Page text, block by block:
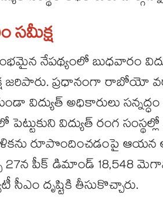
సమీక్ష
నేపథ్యంలో బుధవారం
జరిపారు. ప్రధానంగా రాబోయో
విద్యుత్ అధికారులు
పెట్టుకుని విద్యుత్ రంగ
రూపొందించడంపై ఆయ‌‌‌‌‌‌‌‌‌‌‌‌‌‌‌‌‌‌‌‌‌‌‌‌‌‌‌‌‌‌‌‌‌‌‌‌‌‌‌‌‌‌‌‌‌‌‌‌‌‌‌‌‌‌‌‌‌‌‌‌‌‌‌‌‌‌‌‌‌‌‌‌‌‌‌‌‌‌‌‌‌‌‌‌‌‌‌‌‌‌‌‌‌‌‌‌‌‌‌‌‌‌‌‌‌‌‌‌‌‌‌‌‌‌‌‌‌‌‌‌‌‌‌‌‌‌‌‌న
పీక్ డిమాండ్ 18,548
సీఎం దృష్టికి తీసుకొచ్చారు.